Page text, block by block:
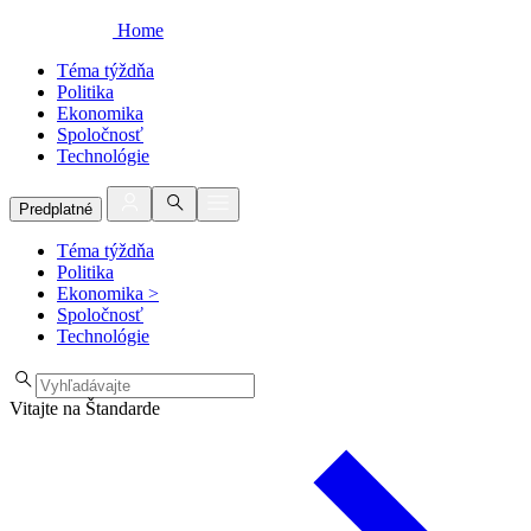
Home
Téma týždňa
Politika
Ekonomika
Spoločnosť
Technológie
Predplatné
Téma týždňa
Politika
Ekonomika >
Spoločnosť
Technológie
Vitajte na Štandarde